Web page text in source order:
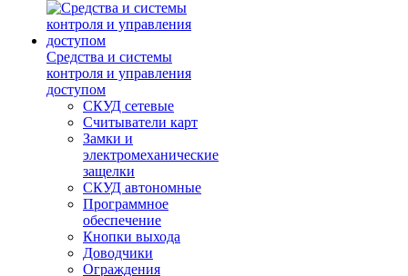
Средства и системы
контроля и управления
доступом
СКУД сетевые
Считыватели карт
Замки и
электромеханические
защелки
СКУД автономные
Программное
обеспечение
Кнопки выхода
Доводчики
Ограждения